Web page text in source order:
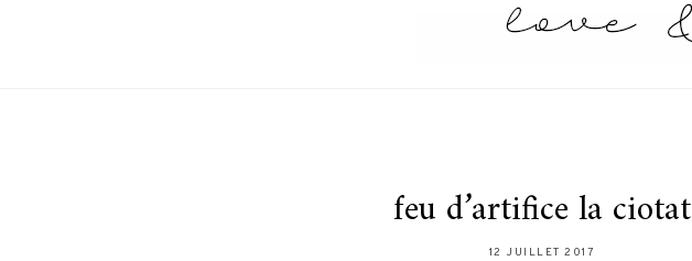
feu d’artifice la ciotat
12 JUILLET 2017